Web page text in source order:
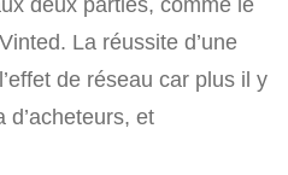
La réussite d’une
de réseau car plus il y
d’acheteurs, et